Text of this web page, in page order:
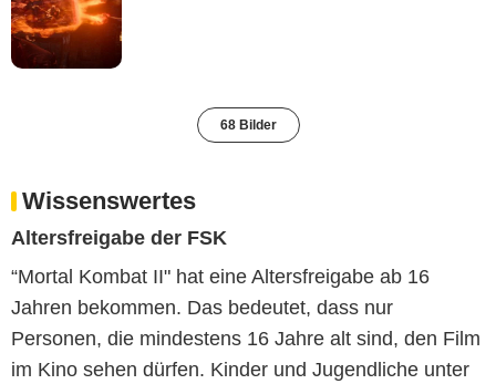
68 Bilder
Wissenswertes
Altersfreigabe der FSK
“Mortal Kombat II" hat eine Altersfreigabe ab 16
Jahren bekommen. Das bedeutet, dass nur
Personen, die mindestens 16 Jahre alt sind, den Film
im Kino sehen dürfen. Kinder und Jugendliche unter